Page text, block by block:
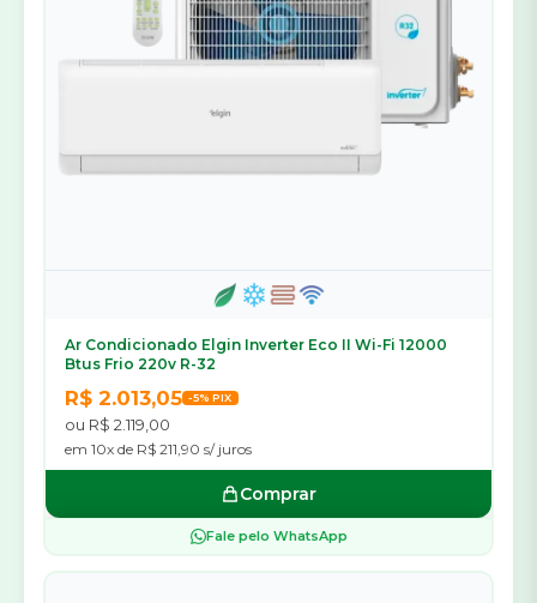
Ar Condicionado Elgin Inverter Eco II Wi-Fi 12000
Btus Frio 220v R-32
R$ 2.013,05 -5% PIX
ou R$ 2.119,00
em 10x de R$ 211,90 s/ juros
Comprar
Fale pelo WhatsApp